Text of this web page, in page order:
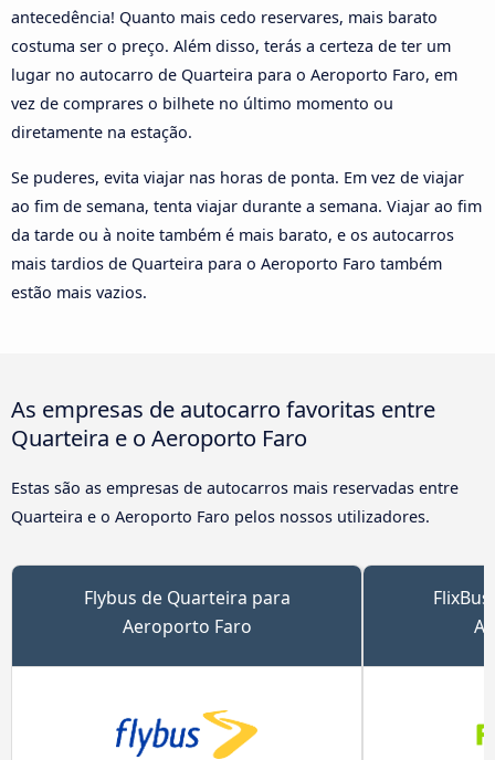
antecedência! Quanto mais cedo reservares, mais barato
costuma ser o preço. Além disso, terás a certeza de ter um
lugar no autocarro de Quarteira para o Aeroporto Faro, em
vez de comprares o bilhete no último momento ou
diretamente na estação.
Se puderes, evita viajar nas horas de ponta. Em vez de viajar
ao fim de semana, tenta viajar durante a semana. Viajar ao fim
da tarde ou à noite também é mais barato, e os autocarros
mais tardios de Quarteira para o Aeroporto Faro também
estão mais vazios.
As empresas de autocarro favoritas entre
Quarteira e o Aeroporto Faro
Estas são as empresas de autocarros mais reservadas entre
Quarteira e o Aeroporto Faro pelos nossos utilizadores.
Flybus de Quarteira para
Aeroporto Faro